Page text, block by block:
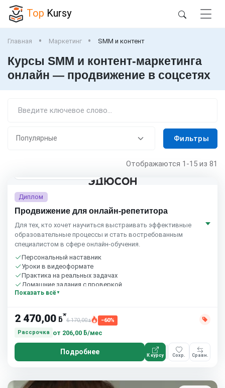
Top Kursy
Главная Маркетинг SMM и контент
Курсы SMM и контент-маркетинга
онлайн — продвижение в соцсетях
Фильтры
Отображаются 1-15 из 81
Диплом
Продвижение для онлайн-репетитора
Для тех, кто хочет научиться выстраивать эффективные
образовательные процессы и стать востребованным
специалистом в сфере онлайн-обучения.
Персональный наставник
Уроки в видеоформате
Практика на реальных задачах
Домашние задания с проверкой
Бесплатный пробный урок
Показать всё
2 470,00 ƃ*
6 170,00ƃ
−60%
Рассрочка
от 206,00 ƃ/мес
Подробнее К курсу Сохр. Сравн.